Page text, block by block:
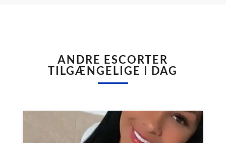
ANDRE ESCORTER
TILGÆNGELIGE I DAG